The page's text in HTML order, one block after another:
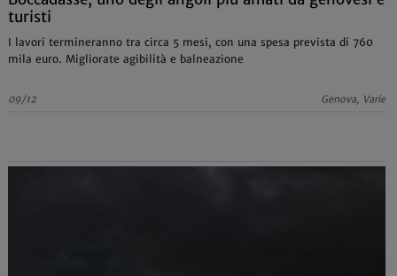
turisti
I lavori termineranno tra circa 5 mesi, con una spesa prevista di 760
mila euro. Migliorate agibilità e balneazione
09/12 Genova, Varie